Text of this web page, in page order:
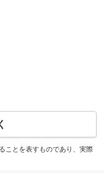
ことを表すものであり、実際